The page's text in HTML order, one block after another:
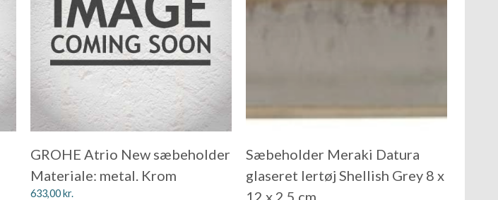
GROHE Atrio New sæbeholder
Materiale: metal. Krom
633,00kr.
Sæbeholder Meraki Datura
glaseret lertøj Shellish Grey 8 x